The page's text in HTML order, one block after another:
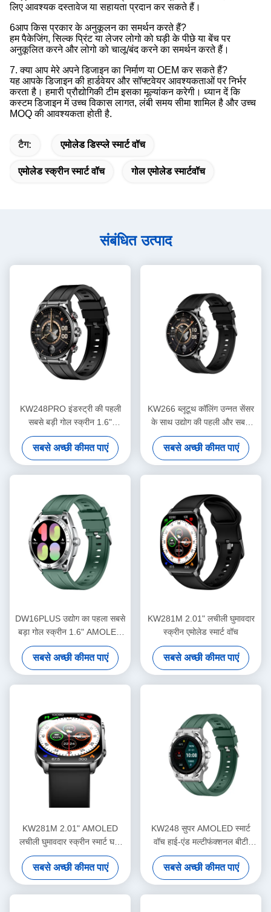
लिए आवश्यक दस्तावेज या सहायता प्रदान कर सकते हैं।
6आप किस प्रकार के अनुकूलन का समर्थन करते हैं?
हम पैकेजिंग, सिल्क प्रिंट या लेजर लोगो को घड़ी के पीछे या बेंच पर
अनुकूलित करने और लोगो को चालू/बंद करने का समर्थन करते हैं।
7. क्या आप मेरे अपने डिजाइन का निर्माण या OEM कर सकते हैं?
यह आपके डिजाइन की हार्डवेयर और सॉफ्टवेयर आवश्यकताओं पर निर्भर
करता है। हमारी प्रौद्योगिकी टीम इसका मूल्यांकन करेगी। ध्यान दें कि
कस्टम डिजाइन में उच्च विकास लागत, लंबी समय सीमा शामिल है और उच्च
MOQ की आवश्यकता होती है.
टैग: एमोलेड डिस्प्ले स्मार्ट वॉच
एमोलेड स्क्रीन स्मार्ट वॉच गोल एमोलेड स्मार्टवॉच
संबंधित उत्पाद
KW248PRO इंडस्ट्री की पहली
सबसे बड़ी गोल स्क्रीन 1.6"
AMOLED घड़ी
सबसे अच्छी कीमत पाएं
KW266 ब्लूटूथ कॉलिंग उन्नत सेंसर
के साथ उद्योग की पहली और सबसे
बड़ी 1.6 "गोल एमोलेड स्मार्टवॉच
सबसे अच्छी कीमत पाएं
DW16PLUS उद्योग का पहला सबसे
बड़ा गोल स्क्रीन 1.6" AMOLED
घड़ी
सबसे अच्छी कीमत पाएं
KW281M 2.01" लचीली घुमावदार
स्क्रीन एमोलेड स्मार्ट वॉच
सबसे अच्छी कीमत पाएं
KW281M 2.01" AMOLED
लचीली घुमावदार स्क्रीन स्मार्ट घड़ी
पीवीडी धातु फ्रेम
सबसे अच्छी कीमत पाएं
KW248 सुपर AMOLED स्मार्ट
वॉच हाई-एंड मल्टीफंक्शनल बीटी
कॉलिंग मॉडल
सबसे अच्छी कीमत पाएं